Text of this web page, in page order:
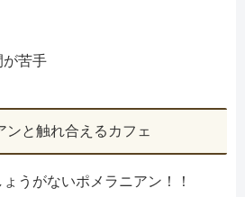
が苦手
ンと触れ合えるカフェ
うがないポメラニアン！！